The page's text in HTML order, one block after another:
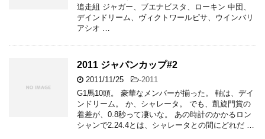
追走組 ジャガー、ブエナビスタ、ローキン 中団、
デインドリーム、ヴィクトワールピサ、ウインバリ
アシオ …
2011 ジャパンカップ#2
2011/11/25 -2011
G1馬10頭。 豪華なメンバーが揃った。 軸は、デイ
ンドリーム。 か、シャレータ。 でも、凱旋門賞の
着差が、0.8秒って凄いな。 あの時計のかかるロン
シャンで2.24.4とは、シャレータとの間にどれだ …